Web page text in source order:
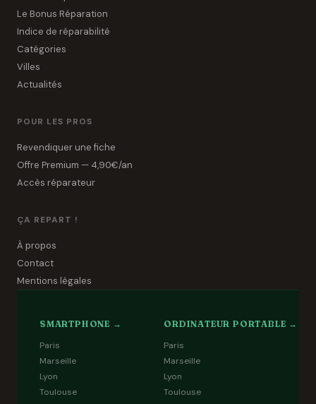
Le Bonus Réparation
Indice de réparabilité
Catégories
Villes
Actualités
POUR LES PROS
Revendiquer une fiche
Offre Premium — 4,90€/an
Accès réparateur
ÇA REPART !
À propos
Contact
Mentions légales
SMARTPHONE →
Paris
Marseille
Lyon
Toulouse
ORDINATEUR PORTABLE →
Paris
Marseille
Lyon
Toulouse